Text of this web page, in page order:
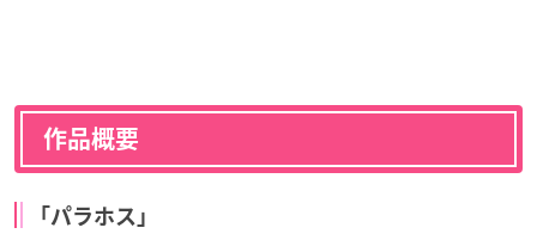
作品概要
「パラホス」